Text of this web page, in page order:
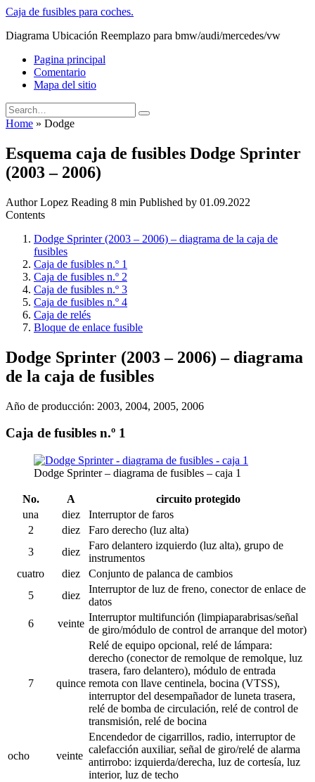
Skip
content
Caja de fusibles para coches.
Diagrama Ubicación Reemplazo para bmw/audi/mercedes/vw
Pagina principal
Comentario
Mapa del sitio
Search
for:
Home » Dodge
Esquema caja de fusibles Dodge Sprinter
(2003 – 2006)
AuthorLopez Reading 8 min Published by 01.09.2022
Contents
Dodge Sprinter (2003 – 2006) – diagrama de la caja de
fusibles
Caja de fusibles n.º 1
Caja de fusibles n.º 2
Caja de fusibles n.º 3
Caja de fusibles n.º 4
Caja de relés
Bloque de enlace fusible
Dodge Sprinter (2003 – 2006) – diagrama
de la caja de fusibles
Año de producción: 2003, 2004, 2005, 2006
Caja de fusibles n.º 1
Dodge Sprinter – diagrama de fusibles – caja 1
No. A
circuito protegido
una
diez
Interruptor de faros
2
diez
Faro derecho (luz alta)
3
diez
Faro delantero izquierdo (luz alta), grupo de
instrumentos
cuatro
diez
Conjunto de palanca de cambios
5
diez
Interruptor de luz de freno, conector de enlace de
datos
6
veinte
Interruptor multifunción (limpiaparabrisas/señal
de giro/módulo de control de arranque del motor)
7 quince
Relé de equipo opcional, relé de lámpara:
derecho (conector de remolque de remolque, luz
trasera, faro delantero), módulo de entrada
remota con llave centinela, bocina (VTSS),
interruptor del desempañador de luneta trasera,
relé de bomba de circulación, relé de control de
transmisión, relé de bocina
ocho veinte
Encendedor de cigarrillos, radio, interruptor de
calefacción auxiliar, señal de giro/relé de alarma
antirrobo: izquierda/derecha, luz de cortesía, luz
interior, luz de techo